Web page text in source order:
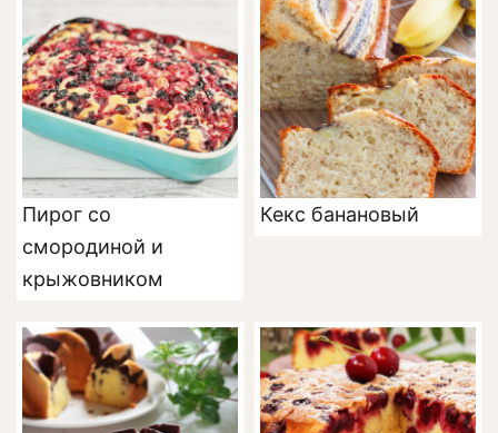
Пирог со
смородиной и
крыжовником
Кекс банановый